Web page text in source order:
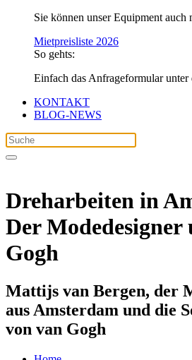
Sie können unser Equipment auch
Mietpreisliste 2026
So gehts:
Einfach das Anfrageformular
KONTAKT
BLOG-NEWS
Dreharbeiten in
Der Modedesigner
Gogh
Mattijs van Bergen, der
aus Amsterdam und die
von van Gogh